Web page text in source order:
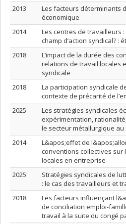
2013
Les facteurs déterminants
économique
2014
Les centres de travailleurs :
champ d’action syndical? :
2018
L’impact de la durée des
relations de travail locales
syndicale
2018
La participation syndicale
contexte de précarité de
2025
Les stratégies syndicales
expérimentation,
le secteur métallurgique au
2014
L&apos;effet de
conventions collectives sur
locales en entreprise
2025
Stratégies syndicales de
: le cas des travailleurs et
2018
Les facteurs influençant
de conciliation emploi-
travail à la suite du congé